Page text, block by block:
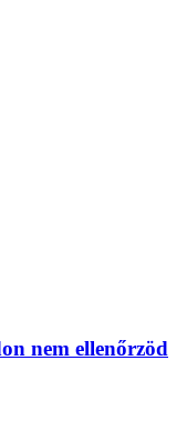
nem ellenőrzöd